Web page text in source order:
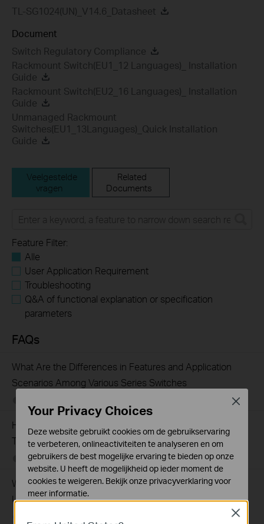
TL-SG1024(UN)_V14.6_Datasheet
Document
Switch Regulatory Compliance
Rackmount Switch(EU1_12 Languages)_ Installation
Guide
Rackmount Switch(EU2_16 Languages)_ Installation
Guide
Unmanaged Rackmount
Switches(EU1_13Languages)_Quick Installation
Guide
Veelgestelde
vragen
Related
Documents
Feature Filter:
Alle
User Application Requirement
Troubleshooting
Q&A of functional explanation or specification
parameters
FAQs
What Are the Differences in Features and Application
Scenarios Among Various Series Switches
How to Test the Jumbo Frame Pass-Through Feature on
TP-Link Switches
07-31-2026 287587views
Why Are the Ethernet LED Indicators Off on My TP-Link
Unmanaged Switch?
Close
Your Privacy Choices
Deze website gebruikt cookies om de gebruikservaring
te verbeteren, onlineactiviteiten te analyseren en om
gebruikers de best mogelijke ervaring te bieden op onze
website. U heeft de mogelijkheid op ieder moment de
cookies te weigeren. Bekijk onze privacyverklaringvoor
meer informatie.
Close